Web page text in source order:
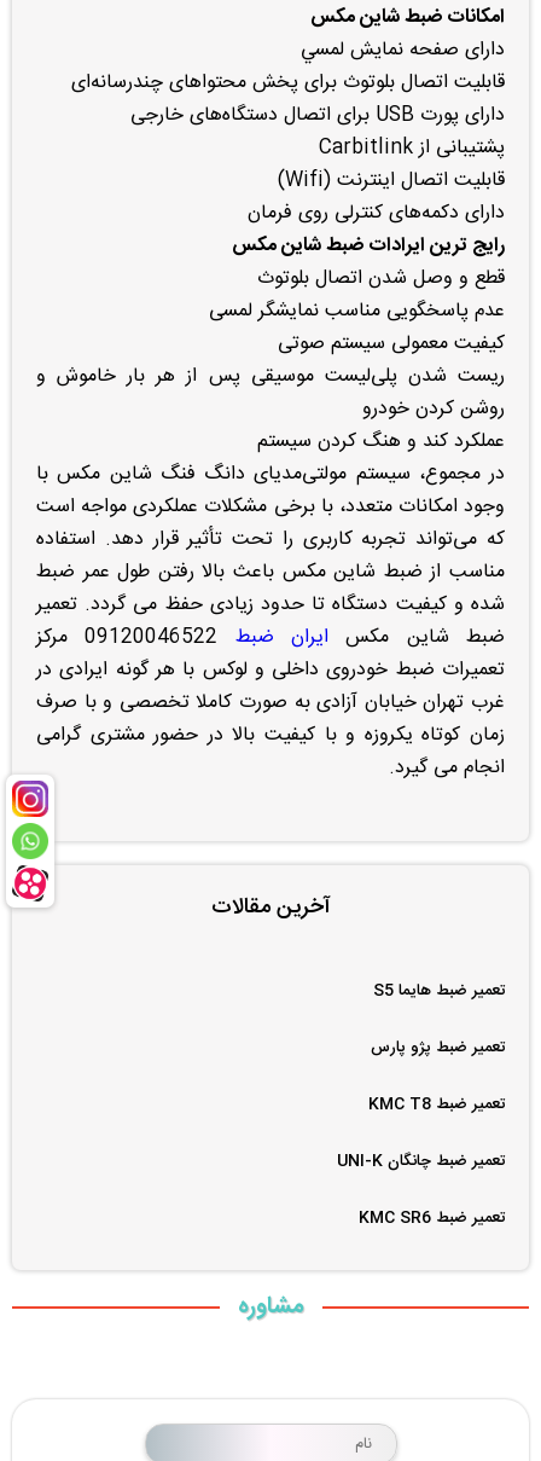
امکانات ضبط شاین مکس
دارای صفحه نمايش لمسي
قابلیت اتصال بلوتوث برای پخش محتواهای چندرسانه‌ای
دارای پورت USB برای اتصال دستگاه‌های خارجی
پشتیبانی از Carbitlink
قابلیت اتصال اینترنت (Wifi)
دارای دکمه‌های کنترلی روی فرمان
رایج ترین ایرادات ضبط شاین مکس
قطع و وصل شدن اتصال بلوتوث
عدم پاسخگویی مناسب نمایشگر لمسی
کیفیت معمولی سیستم صوتی
ریست شدن پلی‌لیست موسیقی پس از هر بار خاموش و
روشن کردن خودرو
عملکرد کند و هنگ کردن سیستم
در مجموع، سیستم مولتی‌مدیای دانگ فنگ شاین مکس با
وجود امکانات متعدد، با برخی مشکلات عملکردی مواجه است
که می‌تواند تجربه کاربری را تحت تأثیر قرار دهد. استفاده
مناسب از ضبط شاین مکس باعث بالا رفتن طول عمر ضبط
شده و کیفیت دستگاه تا حدود زیادی حفظ می گردد. تعمیر
ضبط شاین مکس ایران ضبط
09120046522 مرکز
تعمیرات ضبط خودروی داخلی و لوکس با هر گونه ایرادی در
غرب تهران خیابان آزادی به صورت کاملا تخصصی و با صرف
زمان کوتاه یکروزه و با کیفیت بالا در حضور مشتری گرامی
انجام می گیرد.
آخرین مقالات
تعمیر ضبط هایما S5
تعمیر ضبط پژو پارس
تعمیر ضبط KMC T8
تعمیر ضبط چانگان UNI-K
تعمیر ضبط KMC SR6
مشاوره